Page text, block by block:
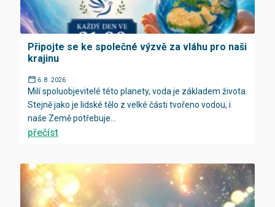
Připojte se ke společné výzvě za vláhu pro naši
krajinu
6. 8. 2026
Milí spoluobjevitelé této planety, voda je základem života.
Stejně jako je lidské tělo z velké části tvořeno vodou, i
naše Země potřebuje...
přečíst